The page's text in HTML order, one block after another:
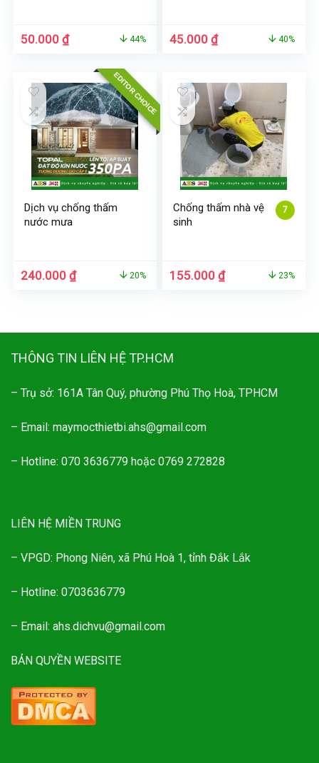
Giá
90.000 ₫.
50.000₫Giá
là:
50.000 ₫.
44%
Giá
75.000 ₫.
45.000₫Giá
là:
45.000 ₫.
40%
EDITOR CHOICE
Dịch vụ chống thấm
nước mưa
Giá
240.000₫Giá
240.000 ₫.
20%
7
Chống thấm nhà vệ
sinh
Giá
155.000₫Giá
155.000 ₫.
23%
THÔNG TIN LIÊN HỆ TP.HCM
– Trụ sở: 161A Tân Quý, phường Phú Thọ Hoà, TPHCM
– Email: maymocthietbi.ahs@gmail.com
– Hotline: 070 3636779 hoặc 0769 272828
LIÊN HỆ MIỀN TRUNG
– VPGD: Phong Niên, xã Phú Hoà 1, tỉnh Đắk Lắk
– Hotline: 0703636779
– Email: ahs.dichvu@gmail.com
BẢN QUYỀN WEBSITE